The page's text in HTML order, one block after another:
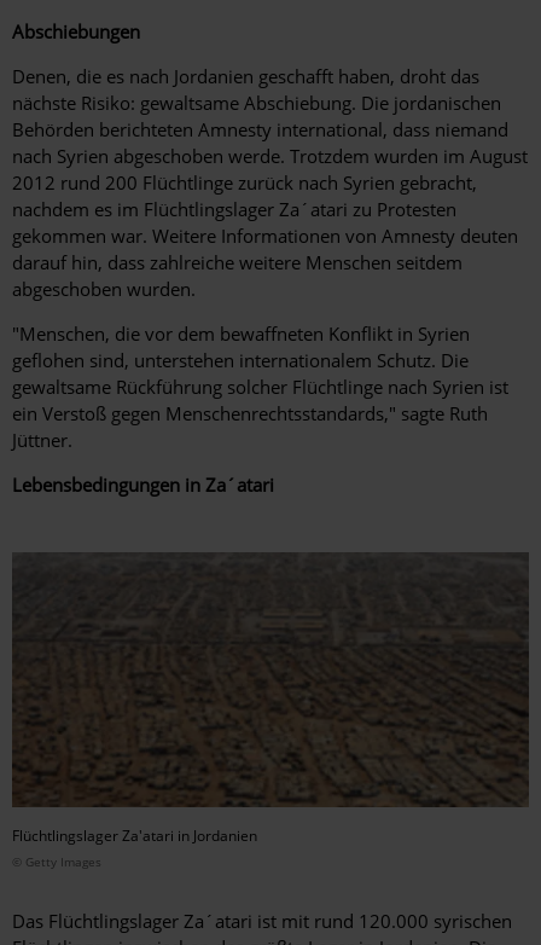
Abschiebungen
Denen, die es nach Jordanien geschafft haben, droht das
nächste Risiko: gewaltsame Abschiebung. Die jordanischen
Behörden berichteten Amnesty international, dass niemand
nach Syrien abgeschoben werde. Trotzdem wurden im August
2012 rund 200 Flüchtlinge zurück nach Syrien gebracht,
nachdem es im Flüchtlingslager Za´atari zu Protesten
gekommen war. Weitere Informationen von Amnesty deuten
darauf hin, dass zahlreiche weitere Menschen seitdem
abgeschoben wurden.
"Menschen, die vor dem bewaffneten Konflikt in Syrien
geflohen sind, unterstehen internationalem Schutz. Die
gewaltsame Rückführung solcher Flüchtlinge nach Syrien ist
ein Verstoß gegen Menschenrechtsstandards," sagte Ruth
Jüttner.
Lebensbedingungen in Za´atari
Flüchtlingslager Za'atari in Jordanien
© Getty Images
Das Flüchtlingslager Za´atari ist mit rund 120.000 syrischen